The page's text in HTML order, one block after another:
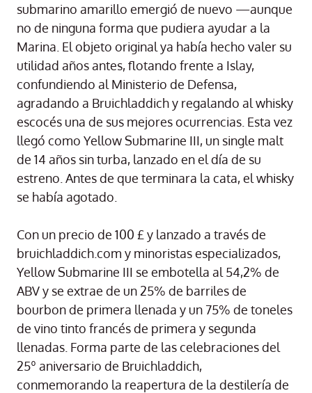
submarino amarillo emergió de nuevo —aunque
no de ninguna forma que pudiera ayudar a la
Marina. El objeto original ya había hecho valer su
utilidad años antes, flotando frente a Islay,
confundiendo al Ministerio de Defensa,
agradando a Bruichladdich y regalando al whisky
escocés una de sus mejores ocurrencias. Esta vez
llegó como Yellow Submarine III, un single malt
de 14 años sin turba, lanzado en el día de su
estreno. Antes de que terminara la cata, el whisky
se había agotado.
Con un precio de 100 £ y lanzado a través de
bruichladdich.com y minoristas especializados,
Yellow Submarine III se embotella al 54,2% de
ABV y se extrae de un 25% de barriles de
bourbon de primera llenada y un 75% de toneles
de vino tinto francés de primera y segunda
llenadas. Forma parte de las celebraciones del
25º aniversario de Bruichladdich,
conmemorando la reapertura de la destilería de